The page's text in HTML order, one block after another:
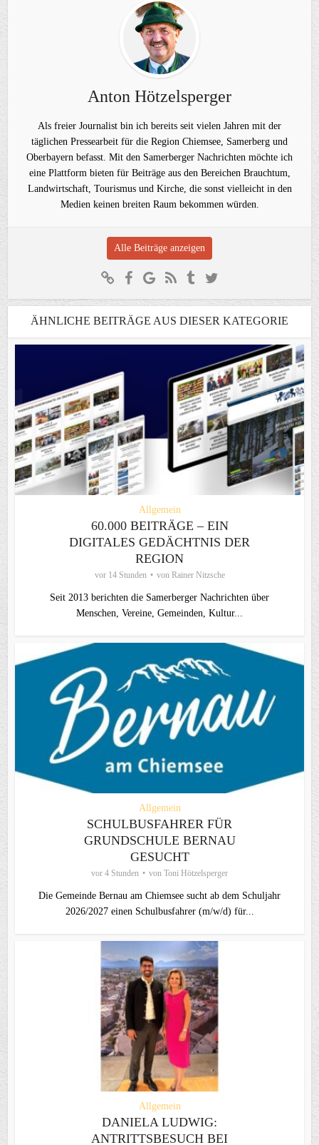
Anton Hötzelsperger
Als freier Journalist bin ich bereits seit vielen Jahren mit der
täglichen Pressearbeit für die Region Chiemsee, Samerberg und
Oberbayern befasst. Mit den Samerberger Nachrichten möchte ich
eine Plattform bieten für Beiträge aus den Bereichen Brauchtum,
Landwirtschaft, Tourismus und Kirche, die sonst vielleicht in den
Medien keinen breiten Raum bekommen würden.
Alle Beiträge anzeigen
ÄHNLICHE BEITRÄGE AUS DIESER KATEGORIE
Allgemein
60.000 BEITRÄGE – EIN
DIGITALES GEDÄCHTNIS DER
REGION
vor 14 Stunden von Rainer Nitzsche
Seit 2013 berichten die Samerberger Nachrichten über
Menschen, Vereine, Gemeinden, Kultur...
Allgemein
SCHULBUSFAHRER FÜR
GRUNDSCHULE BERNAU
GESUCHT
vor 4 Stunden von Toni Hötzelsperger
Die Gemeinde Bernau am Chiemsee sucht ab dem Schuljahr
2026/2027 einen Schulbusfahrer (m/w/d) für...
Allgemein
DANIELA LUDWIG:
ANTRITTSBESUCH BEI